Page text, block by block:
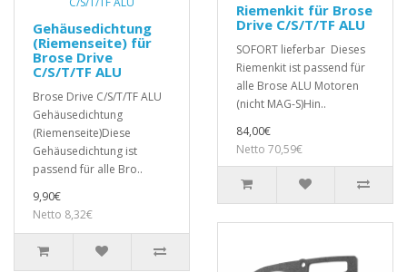
Gehäusedichtung
(Riemenseite) für
Brose Drive
C/S/T/TF ALU
Brose Drive C/S/T/TF ALU
Gehäusedichtung
(Riemenseite)Diese
Gehäusedichtung ist
passend für alle Bro..
9,90€
Netto 8,32€
Riemenkit für Brose
Drive C/S/T/TF ALU
SOFORT lieferbar Dieses
Riemenkit ist passend für
alle Brose ALU Motoren
(nicht MAG-S)Hin..
84,00€
Netto 70,59€